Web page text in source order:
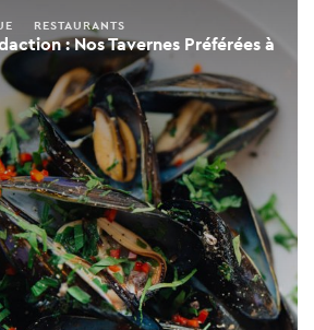
: Nos Tavernes Préférées à
RESTAURANTS